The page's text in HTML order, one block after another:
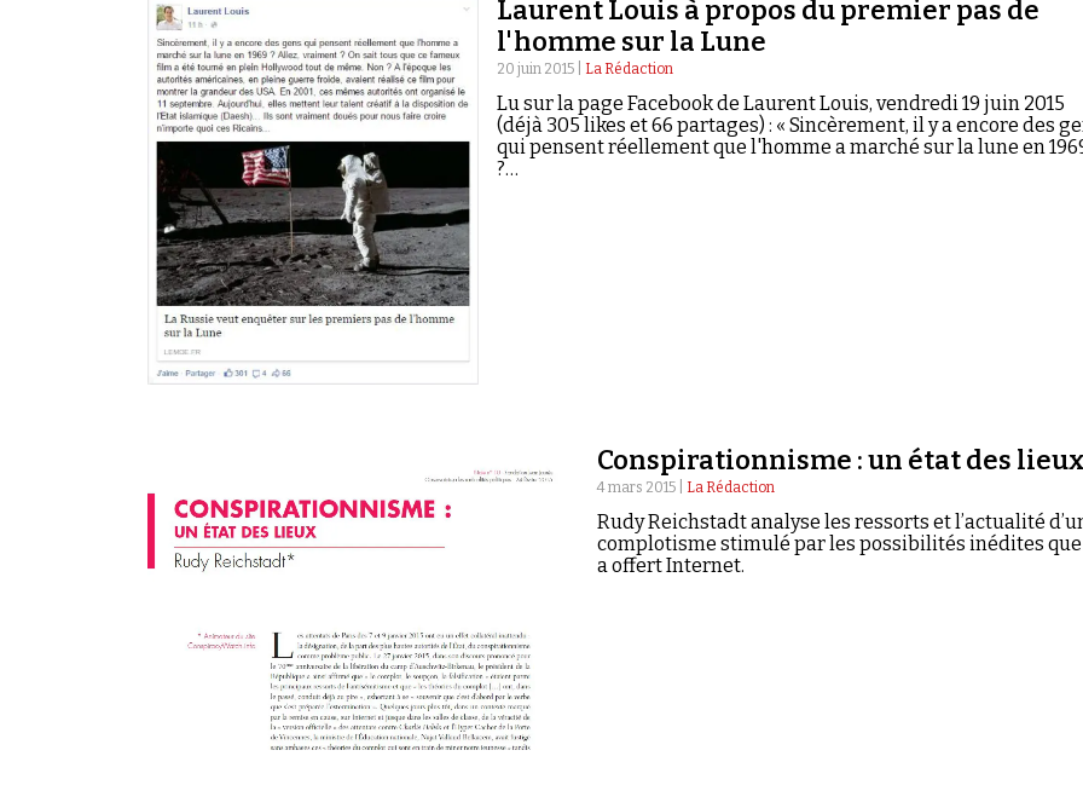
Laurent Louis à propos du premier pas de
l'homme sur la Lune
20 juin 2015 | La Rédaction
Lu sur la page Facebook de Laurent Louis, vendredi 19 juin 2015
(déjà 305 likes et 66 partages) : « Sincèrement, il y a encore des
qui pensent réellement que l'homme a marché sur la lune en
?…
Conspirationnisme : un état des
4 mars 2015 | La Rédaction
Rudy Reichstadt analyse les ressorts et l’actualité
complotisme stimulé par les possibilités inédites
a offert Internet.